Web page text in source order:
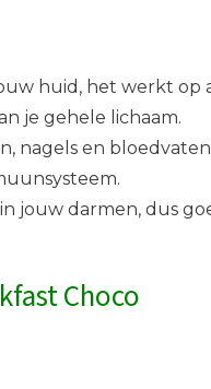
huid, het werkt op
je gehele lichaam.
nagels en
jouw darmen, dus
Choco